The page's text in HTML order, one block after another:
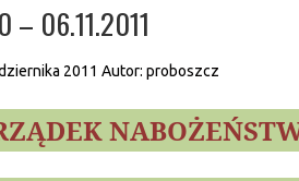
– 06.11.2011
2011 Autor: proboszcz